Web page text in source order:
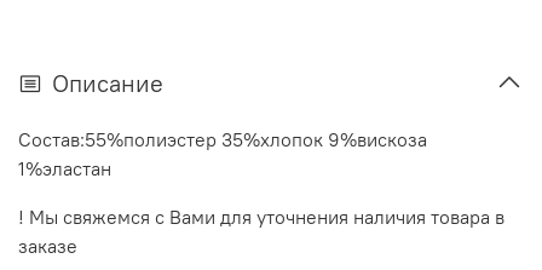
Описание
Состав:55%полиэстер 35%хлопок 9%вискоза
1%эластан
! Мы свяжемся с Вами для уточнения наличия товара в
заказе